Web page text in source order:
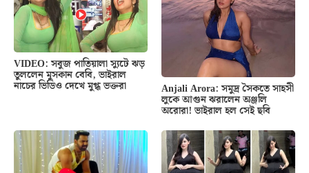
VIDEO: সবুজ পাতিয়ালা স্যুটে ঝড়
তুললেন মুসকান বেবি, ভাইরাল
নাচের ভিডিও দেখে মুগ্ধ ভক্তরা Anjali Arora: সমুদ্র সৈকতে সাহসী
লুকে আগুন ঝরালেন অঞ্জলি
অরোরা! ভাইরাল হল সেই ছবি